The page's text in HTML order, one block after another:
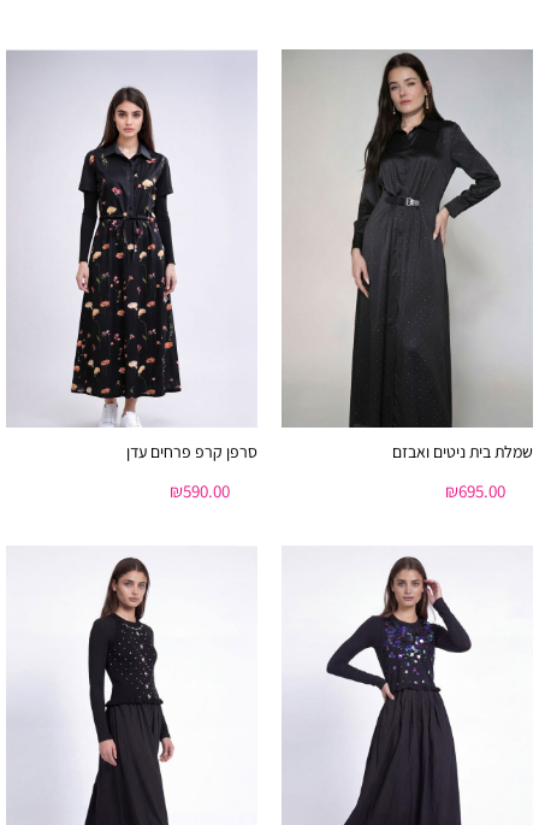
שמלת בית ניטים ואבזם
₪695.00
סרפן קרפ פרחים עדן
₪590.00